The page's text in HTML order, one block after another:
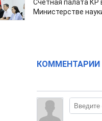
Счетная палата КР
Министерстве
КОММЕНТАРИИ